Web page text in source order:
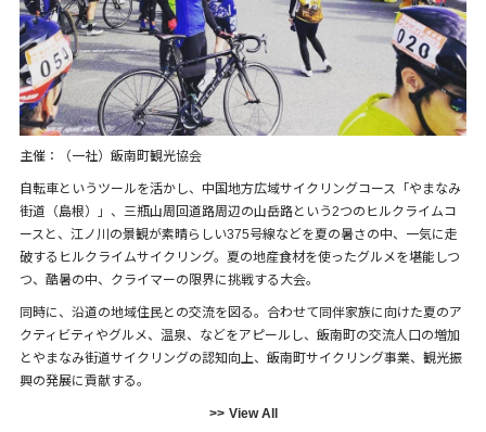
主催：（一社）飯南町観光協会
自転車というツールを活かし、中国地方広域サイクリングコース「やまなみ
街道（島根）」、三瓶山周回道路周辺の山岳路という2つのヒルクライムコ
ースと、江ノ川の景観が素晴らしい375号線などを夏の暑さの中、一気に走
破するヒルクライムサイクリング。夏の地産食材を使ったグルメを堪能しつ
つ、酷暑の中、クライマーの限界に挑戦する大会。
同時に、沿道の地域住民との交流を図る。合わせて同伴家族に向けた夏のア
クティビティやグルメ、温泉、などをアピールし、飯南町の交流人口の増加
とやまなみ街道サイクリングの認知向上、飯南町サイクリング事業、観光振
興の発展に貢献する。
View All